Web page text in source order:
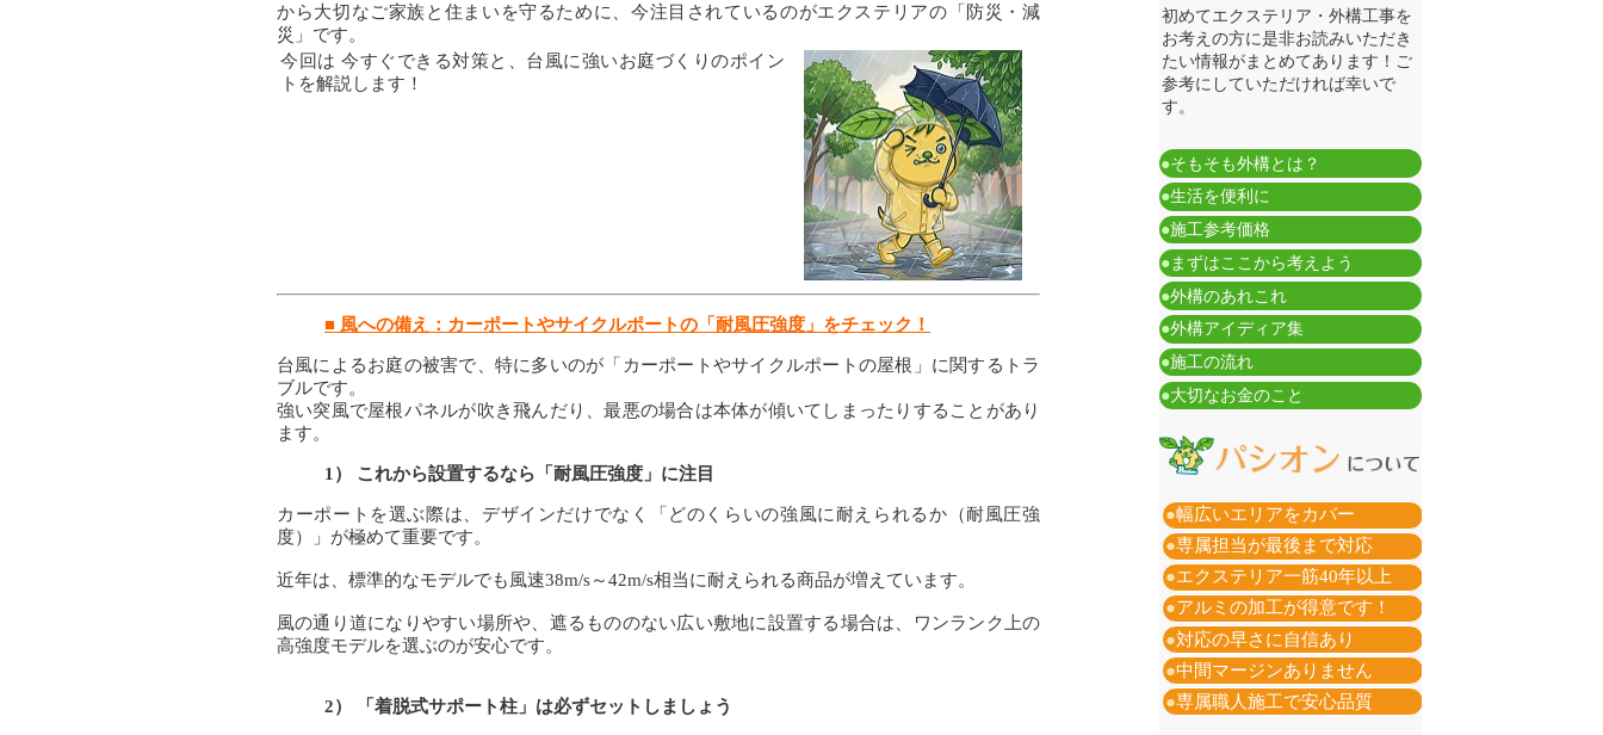
から大切なご家族と住まいを守るために、今注目されているのがエクステリアの「防災・減
災」です。
今回は 今すぐできる対策と、台風に強いお庭づくりのポイン
トを解説します！
■ 風への備え：カーポートやサイクルポートの「耐風圧強度」をチェック！
台風によるお庭の被害で、特に多いのが「カーポートやサイクルポートの屋根」に関するトラ
ブルです。
強い突風で屋根パネルが吹き飛んだり、最悪の場合は本体が傾いてしまったりすることがあり
ます。
1） これから設置するなら「耐風圧強度」に注目
カーポートを選ぶ際は、デザインだけでなく「どのくらいの強風に耐えられるか（耐風圧強
度）」が極めて重要です。
近年は、標準的なモデルでも風速38m/s～42m/s相当に耐えられる商品が増えています。
風の通り道になりやすい場所や、遮るもののない広い敷地に設置する場合は、ワンランク上の
高強度モデルを選ぶのが安心です。
2） 「着脱式サポート柱」は必ずセットしましょう
初めてエクステリア・外構工事を
お考えの方に是非お読みいただき
たい情報がまとめてあります！ご
参考にしていただければ幸いで
す。
●そもそも外構とは？
●生活を便利に
●施工参考価格
● まずはここから考えよう
●外構のあれこれ
●外構アイディア集
●施工の流れ
●大切なお金のこと
●幅広いエリアをカバー
●専属担当が最後まで対応
●エクステリア一筋40年以上
●アルミの加工が得意です！
●対応の早さに自信あり
●中間マージンありません
●専属職人施工で安心品質